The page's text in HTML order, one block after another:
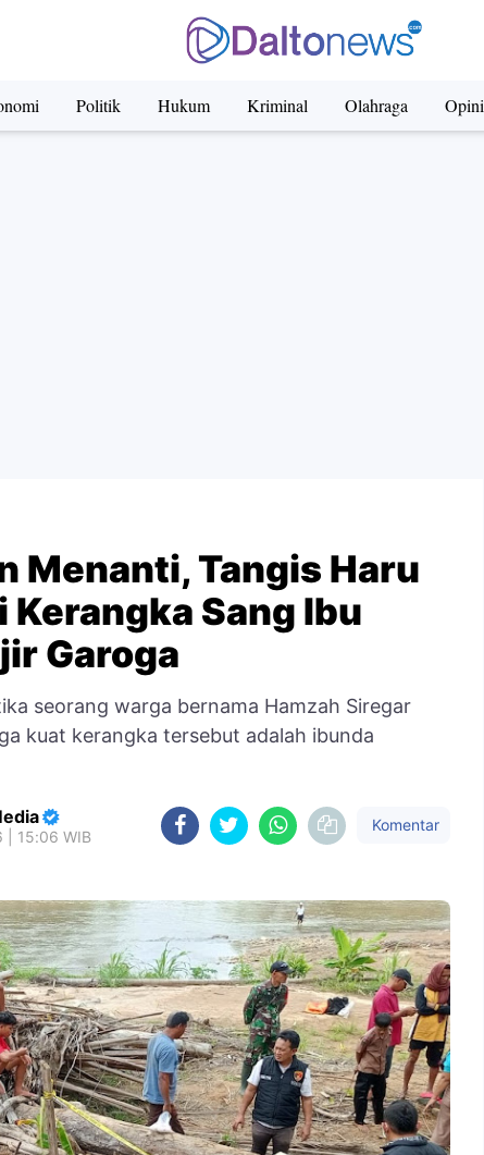
Politik Hukum Kriminal Olahraga Opini
Menanti, Tangis Haru
Kerangka Sang Ibu
Garoga
seorang warga bernama Hamzah Siregar
kuat kerangka tersebut adalah ibunda
| 15:06 WIB
Komentar